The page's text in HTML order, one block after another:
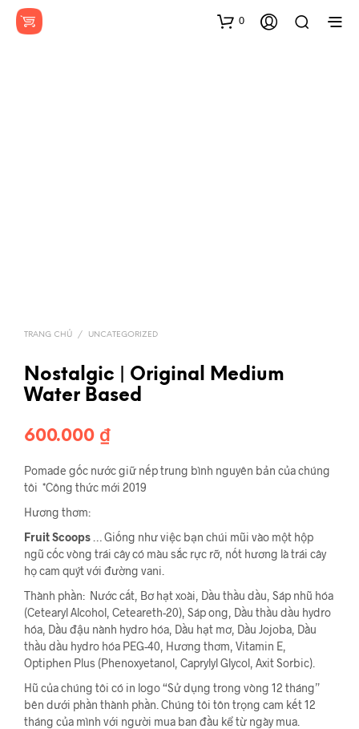
0
TRANG CHỦ / UNCATEGORIZED
Nostalgic | Original Medium
Water Based
600.000 ₫
Pomade gốc nước giữ nếp trung bình nguyên bản của chúng
tôi *Công thức mới 2019
Hương thơm:
Fruit Scoops … Giống như việc bạn chúi mũi vào một hộp
ngũ cốc vòng trái cây có màu sắc rực rỡ, nốt hương là trái cây
họ cam quýt với đường vani.
Thành phần: Nước cất, Bơ hạt xoài, Dầu thầu dầu, Sáp nhũ hóa
(Cetearyl Alcohol, Ceteareth-20), Sáp ong, Dầu thầu dầu hydro
hóa, Dầu đậu nành hydro hóa, Dầu hạt mơ, Dầu Jojoba, Dầu
thầu dầu hydro hóa PEG-40, Hương thơm, Vitamin E,
Optiphen Plus (Phenoxyetanol, Caprylyl Glycol, Axit Sorbic).
Hũ của chúng tôi có in logo “Sử dụng trong vòng 12 tháng”
bên dưới phần thành phần. Chúng tôi tôn trọng cam kết 12
tháng của mình với người mua ban đầu kể từ ngày mua.